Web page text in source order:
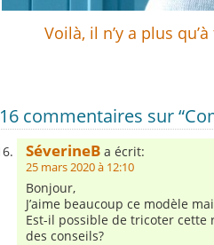
Voilà, il n’y a plus
16 commentaires sur
SéverineB a écrit:
25 mars 2020 à 12:10
Bonjour,
J’aime beaucoup ce modèle
Est-il possible de tricoter cette
des conseils?